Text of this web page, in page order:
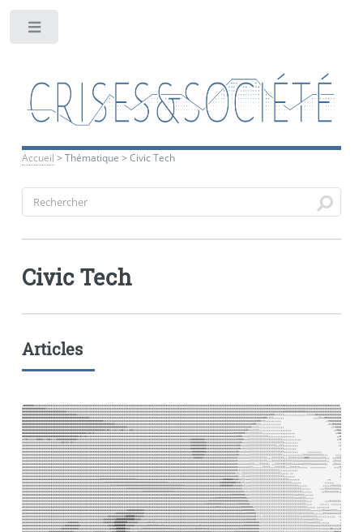
Accueil > Thématique > Civic Tech
Civic Tech
Articles